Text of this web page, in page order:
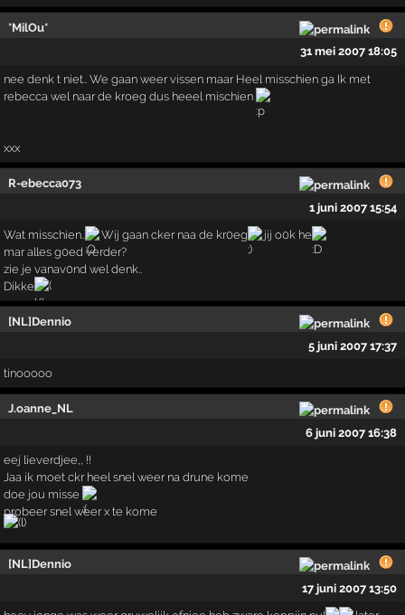
*MilOu*
31 mei 2007 18:05
nee denk t niet.. We gaan weer vissen maar Heel misschien ga Ik met
rebecca wel naar de kroeg dus heeel mischien
xxx
R-ebecca073
1 juni 2007 15:54
Wat misschien.. Wij gaan cker naa de kr0eg
jij o0k he
mar alles g0ed verder?
zie je vanav0nd wel denk..
Dikke
[NL]Dennio
5 juni 2007 17:37
tinooooo
J.oanne_NL
6 juni 2007 16:38
eej lieverdjee,, !!
Jaa ik moet ckr heel snel weer na drune kome
doe jou misse
probeer snel weer x te kome
[NL]Dennio
17 juni 2007 13:50